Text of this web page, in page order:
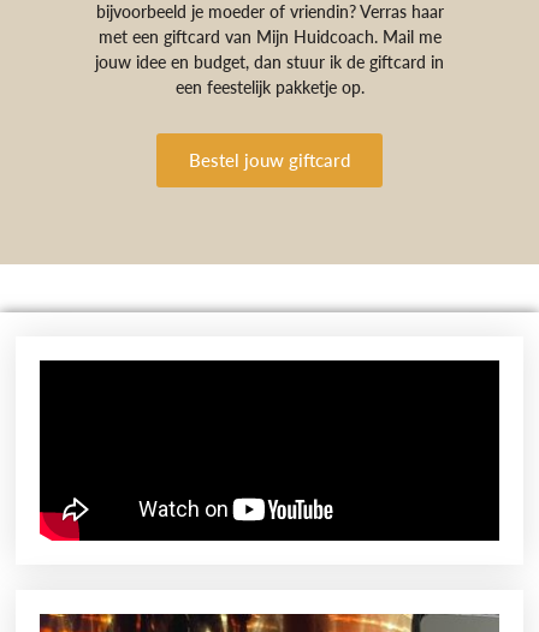
bijvoorbeeld je moeder of vriendin? Verras haar
met een giftcard van Mijn Huidcoach. Mail me
jouw idee en budget, dan stuur ik de giftcard in
een feestelijk pakketje op.
Bestel jouw giftcard